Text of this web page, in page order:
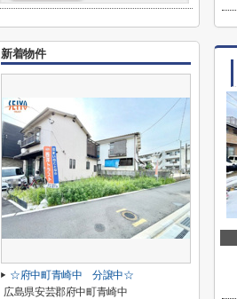
新着物件
☆府中町青崎中 分譲中☆
広島県安芸郡府中町青崎中